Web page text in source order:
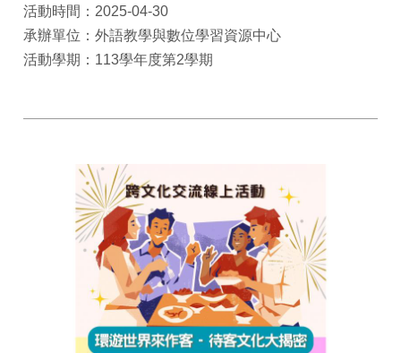
活動時間：2025-04-30
承辦單位：外語教學與數位學習資源中心
活動學期：113學年度第2學期